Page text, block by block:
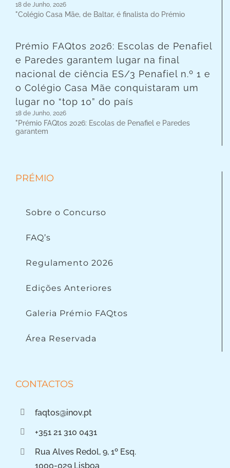
18 de Junho, 2026
"Colégio Casa Mãe, de Baltar, é finalista do Prémio
Prémio FAQtos 2026: Escolas de Penafiel
e Paredes garantem lugar na final
nacional de ciência ES/3 Penafiel n.º 1 e
o Colégio Casa Mãe conquistaram um
lugar no “top 10” do país
18 de Junho, 2026
"Prémio FAQtos 2026: Escolas de Penafiel e Paredes
garantem
PRÉMIO
Sobre o Concurso
FAQ’s
Regulamento 2026
Edições Anteriores
Galeria Prémio FAQtos
Área Reservada
CONTACTOS
faqtos@inov.pt
+351 21 310 0431
Rua Alves Redol, 9, 1º Esq.
1000-029 Lisboa